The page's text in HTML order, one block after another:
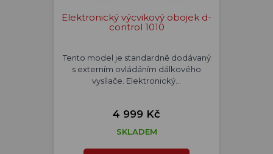
Elektronický výcvikový obojek d-
control 1010
Tento model je standardně dodávaný
s externím ovládáním dálkového
vysílače. Elektronický…
4 999 Kč
SKLADEM